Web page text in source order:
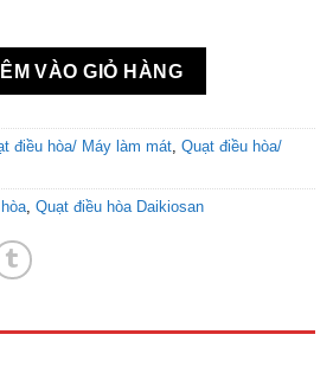
khí Daikiosan DKA-06000C số lượng
VÀO GIỎ HÀNG
điều hòa/ Máy làm mát Quạt điều hòa/
Quạt điều hòa Daikiosan